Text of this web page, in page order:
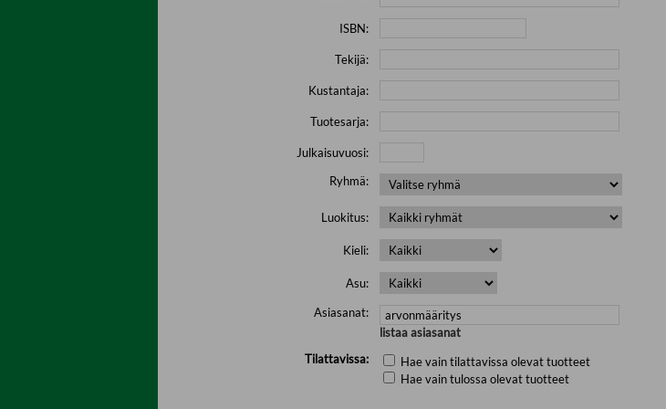
ISBN:
Tekijä:
Kustantaja:
Tuotesarja:
Julkaisuvuosi:
Ryhmä:
Luokitus:
Kieli:
Asu:
Asiasanat:
listaa asiasanat
Tilattavissa:
Hae vain tilattavissa olevat tuotteet
Hae vain tulossa olevat tuotteet